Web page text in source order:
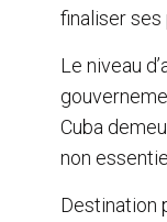
finaliser ses
Le niveau
Cuba
non
Destination